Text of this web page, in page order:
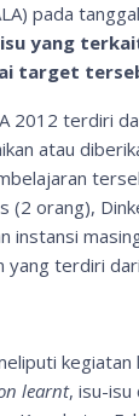
pada
yang
target
2012 terdiri
atau
(2 orang),
instansi
yang terdiri
learnt, isu-isu